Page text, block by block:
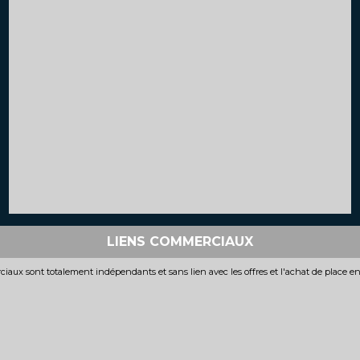
LIENS COMMERCIAUX
sont totalement indépendants et sans lien avec les offres et l'achat de place